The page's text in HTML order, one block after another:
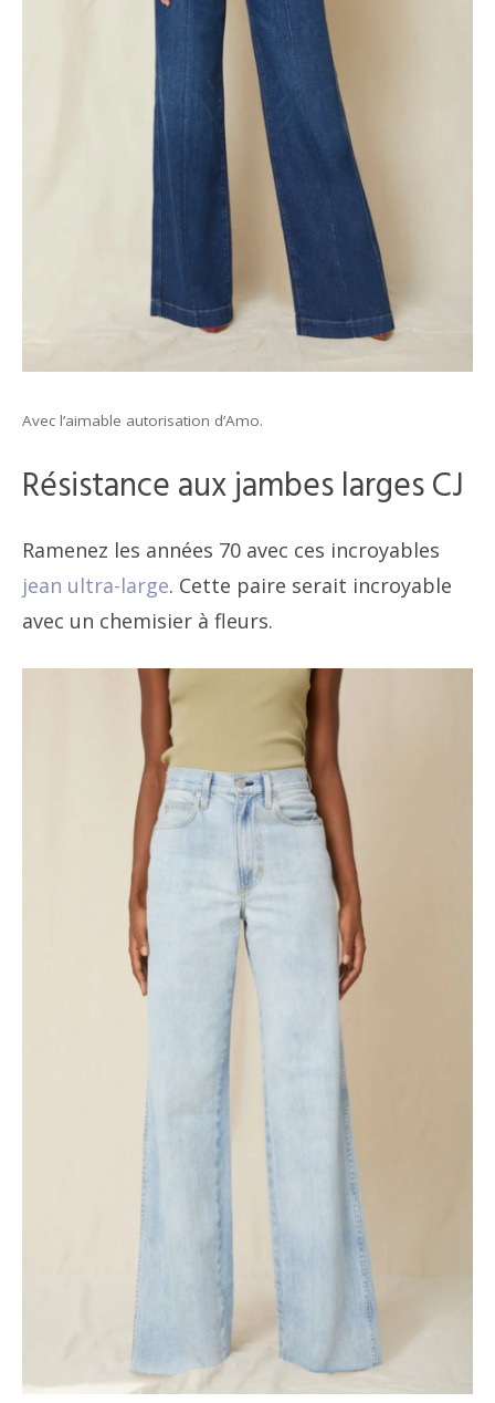
Avec l’aimable autorisation d’Amo.
Résistance aux jambes larges CJ
Ramenez les années 70 avec ces incroyables
jean ultra-large. Cette paire serait incroyable
avec un chemisier à fleurs.